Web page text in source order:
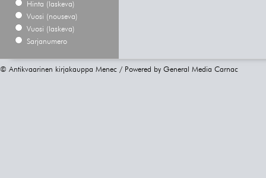
Hinta (laskeva)
Vuosi (nouseva)
Vuosi (laskeva)
Sarjanumero
© Antikvaarinen kirjakauppa Menec / Powered by General Media Carnac